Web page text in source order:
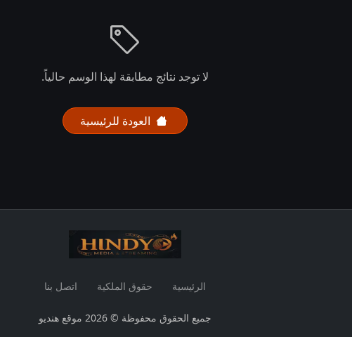
لا توجد نتائج مطابقة لهذا الوسم حالياً.
العودة للرئيسية
الرئيسية حقوق الملكية اتصل بنا
جميع الحقوق محفوظة © 2026 موقع هنديو